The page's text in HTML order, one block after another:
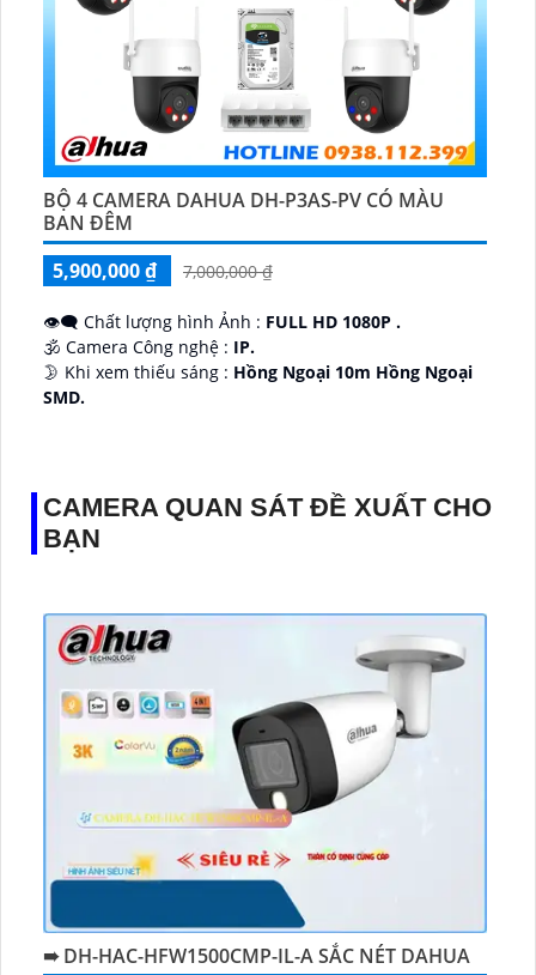
BỘ 4 CAMERA DAHUA DH-P3AS-PV CÓ MÀU
BAN ĐÊM
5,900,000 ₫
7,000,000 ₫
👁️‍🗨 Chất lượng hình Ảnh : FULL HD 1080P .
🕉️ Camera Công nghệ : IP.
🌛 Khi xem thiếu sáng : Hồng Ngoại 10m Hồng Ngoại
SMD.
CAMERA QUAN SÁT ĐỀ XUẤT CHO
BẠN
➠ DH-HAC-HFW1500CMP-IL-A SẮC NÉT DAHUA